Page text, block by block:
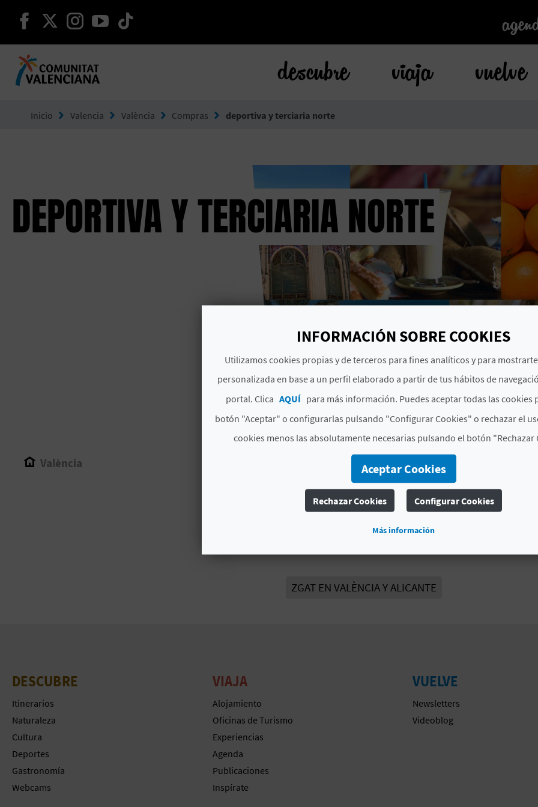
seguir en facebook
seguir en twitter
seguir en instagram
seguir en youtube
descubre viaja vuelve
Inicio Valencia València Compras deportiva y terciaria norte
DEPORTIVA Y TERCIARIA NORTE
València
Tiendas
ZGAT EN VALÈNCIA Y ALICANTE
DESCUBRE
Itinerarios
Naturaleza
Cultura
Deportes
Gastronomía
Webcams
VIAJA
Alojamiento
Oficinas de Turismo
Experiencias
Agenda
Publicaciones
Inspírate
VUELVE
Newsletters
Videoblog
INFORMACIÓN SOBRE COOKIES
Utilizamos cookies propias y de terceros para fines analíticos y para
personalizada en base a un perfil elaborado a partir de tus hábitos de
portal. Clica AQUÍ para más información. Puedes aceptar todas las cookies
botón "Aceptar" o configurarlas pulsando "Configurar Cookies" o rechazar el
cookies menos las absolutamente necesarias pulsando el botón "Rechazar
Aceptar Cookies
Rechazar Cookies Configurar Cookies
Más información